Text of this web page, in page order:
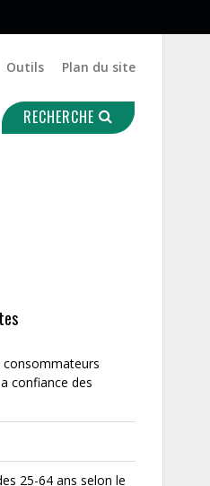
Outils Plan du site
RECHERCHE
consommateurs
confiance des
25-64 ans selon le